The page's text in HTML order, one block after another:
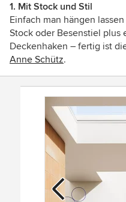
1. Mit Stock und Stil
Einfach man hängen
Stock oder Besenstiel plus
Deckenhaken – fertig ist
Anne Schütz.